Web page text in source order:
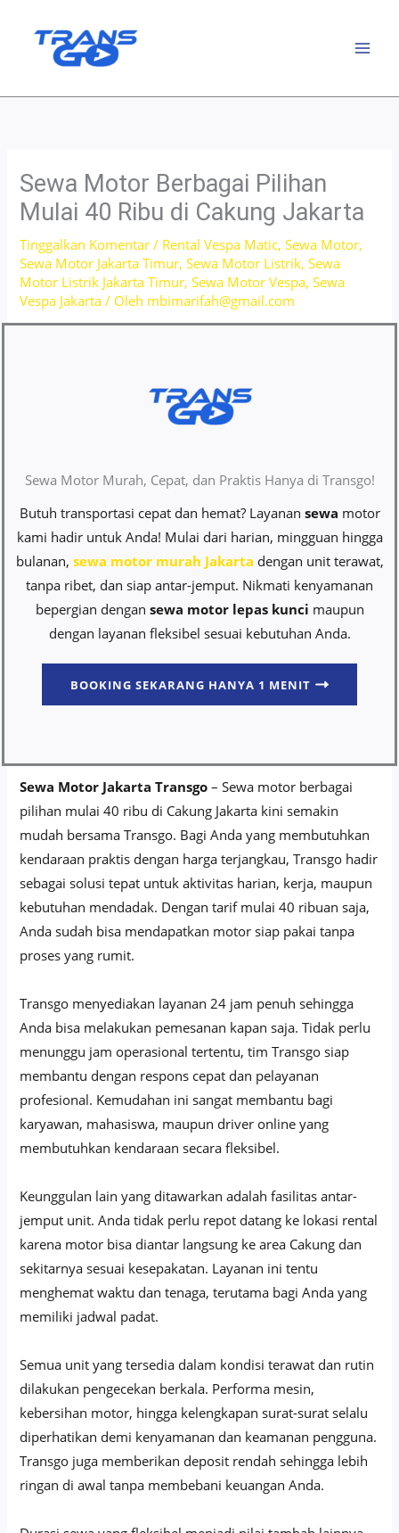
Sewa Motor Berbagai Pilihan
Mulai 40 Ribu di Cakung Jakarta
Tinggalkan Komentar / Rental Vespa Matic,Sewa Motor,
Sewa Motor Jakarta Timur,Sewa Motor Listrik,Sewa
Motor Listrik Jakarta Timur,Sewa Motor Vespa,Sewa
Vespa Jakarta / Oleh mbimarifah@gmail.com
Sewa Motor Murah, Cepat, dan Praktis Hanya di Transgo!
Butuh transportasi cepat dan hemat? Layanan sewa motor
kami hadir untuk Anda! Mulai dari harian, mingguan hingga
bulanan, sewa motor murah Jakarta dengan unit terawat,
tanpa ribet, dan siap antar-jemput. Nikmati kenyamanan
bepergian dengan sewa motor lepas kunci maupun
dengan layanan fleksibel sesuai kebutuhan Anda.
BOOKING SEKARANG HANYA 1 MENIT
Sewa Motor Jakarta Transgo – Sewa motor berbagai
pilihan mulai 40 ribu di Cakung Jakarta kini semakin
mudah bersama Transgo. Bagi Anda yang membutuhkan
kendaraan praktis dengan harga terjangkau, Transgo hadir
sebagai solusi tepat untuk aktivitas harian, kerja, maupun
kebutuhan mendadak. Dengan tarif mulai 40 ribuan saja,
Anda sudah bisa mendapatkan motor siap pakai tanpa
proses yang rumit.
Transgo menyediakan layanan 24 jam penuh sehingga
Anda bisa melakukan pemesanan kapan saja. Tidak perlu
menunggu jam operasional tertentu, tim Transgo siap
membantu dengan respons cepat dan pelayanan
profesional. Kemudahan ini sangat membantu bagi
karyawan, mahasiswa, maupun driver online yang
membutuhkan kendaraan secara fleksibel.
Keunggulan lain yang ditawarkan adalah fasilitas antar-
jemput unit. Anda tidak perlu repot datang ke lokasi rental
karena motor bisa diantar langsung ke area Cakung dan
sekitarnya sesuai kesepakatan. Layanan ini tentu
menghemat waktu dan tenaga, terutama bagi Anda yang
memiliki jadwal padat.
Semua unit yang tersedia dalam kondisi terawat dan rutin
dilakukan pengecekan berkala. Performa mesin,
kebersihan motor, hingga kelengkapan surat-surat selalu
diperhatikan demi kenyamanan dan keamanan pengguna.
Transgo juga memberikan deposit rendah sehingga lebih
ringan di awal tanpa membebani keuangan Anda.